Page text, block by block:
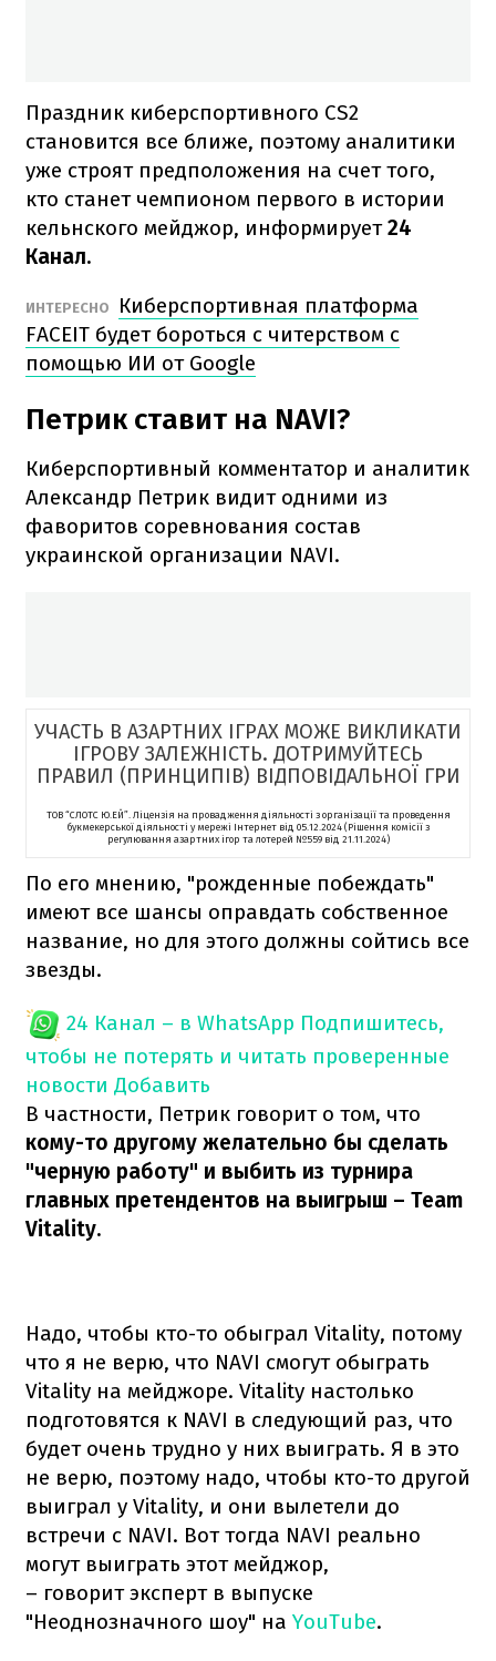
Праздник киберспортивного CS2
становится все ближе, поэтому аналитики
уже строят предположения на счет того,
кто станет чемпионом первого в истории
кельнского мейджор, информирует24
Канал.
ИНТЕРЕСНО
Киберспортивная платформа
FACEIT будет бороться с читерством с
помощью ИИ от Google
Петрик ставит на NAVI?
Киберспортивный комментатор и аналитик
Александр Петрик видит одними из
фаворитов соревнования состав
украинской организации NAVI.
УЧАСТЬ В АЗАРТНИХ ІГРАХ МОЖЕ ВИКЛИКАТИ
ІГРОВУ ЗАЛЕЖНІСТЬ. ДОТРИМУЙТЕСЬ
ПРАВИЛ (ПРИНЦИПІВ) ВІДПОВІДАЛЬНОЇ ГРИ
ТОВ “СЛОТС Ю.ЕЙ”. Ліцензія на провадження діяльності з організації та проведення
букмекерської діяльності у мережі Інтернет від 05.12.2024 (Рішення комісії з
регулювання азартних ігор та лотерей №559 від 21.11.2024)
По его мнению, "рожденные побеждать"
имеют все шансы оправдать собственное
название, но для этого должны сойтись все
звезды.
24 Канал – в WhatsApp Подпишитесь,
чтобы не потерять и читать проверенные
новости Добавить
В частности, Петрик говорит о том, что
кому-то другому желательно бы сделать
"черную работу" и выбить из турнира
главных претендентов на выигрыш – Team
Vitality.
Надо, чтобы кто-то обыграл Vitality, потому
что я не верю, что NAVI смогут обыграть
Vitality на мейджоре. Vitality настолько
подготовятся к NAVI в следующий раз, что
будет очень трудно у них выиграть. Я в это
не верю, поэтому надо, чтобы кто-то другой
выиграл у Vitality, и они вылетели до
встречи с NAVI. Вот тогда NAVI реально
могут выиграть этот мейджор,
– говорит эксперт в выпуске
"Неоднозначного шоу" на YouTube.